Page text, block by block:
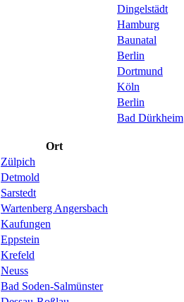
Dingelstädt
Hamburg
Baunatal
Berlin
Dortmund
Köln
Berlin
Bad Dürkheim
Ort
Zülpich
Detmold
Sarstedt
Wartenberg Angersbach
Kaufungen
Eppstein
Krefeld
Neuss
Bad Soden-Salmünster